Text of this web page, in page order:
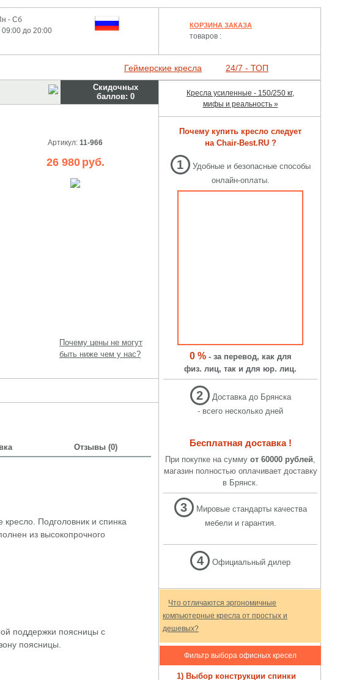
- Сб
09:00 до 20:00
КОРЗИНА ЗАКАЗА
товаров :
Геймерские кресла 24/7 - ТОП
Скидочных
баллов: 0
Почему цены не могут
быть ниже чем у нас?
Артикул: 11-966
26 980 руб.
Отзывы (0)
Подголовник и спинка
из высокопрочного
поддержки поясницы с
поясницы.
Кресла усиленные - 150/250 кг,
мифы и реальность »
Почему купить кресло следует
на Chair-Best.RU ?
1
Удобные и безопасные способы
онлайн-оплаты.
0 %- за перевод, как для
физ. лиц, так и для юр. лиц.
2
Доставка до Брянска
- всего несколько дней
Бесплатная доставка !
При покупке на сумму от 60000 рублей,
магазин полностью оплачивает доставку
в Брянск.
3
Мировые стандарты качества
мебели и гарантия.
4 Официальный дилер
Что отличаются эргономичные
компьютерные кресла от простых и
дешевых?
Фильтр выбора офисных кресел
1) Выбор конструкции спинки